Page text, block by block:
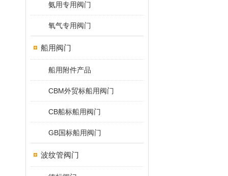
氨用专用阀门
氧气专用阀门
船用阀门
船用附件产品
CBM外贸标船用阀门
CB船标船用阀门
GB国标船用阀门
波纹管阀门